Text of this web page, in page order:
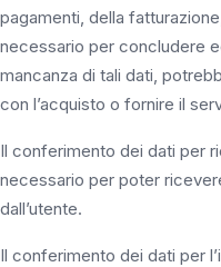
pagamenti, della
necessario per concludere
mancanza di tali dati,
con l’acquisto o fornire il
Il conferimento dei dati per
necessario per poter
dall’utente.
Il conferimento dei dati per